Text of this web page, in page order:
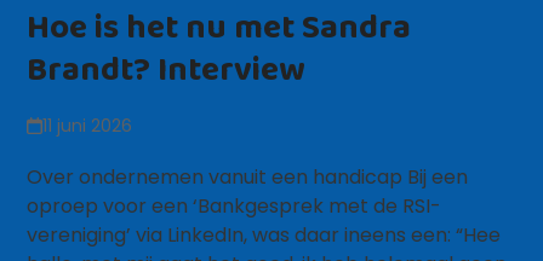
Hoe is het nu met Sandra
Brandt? Interview
11 juni 2026
Over ondernemen vanuit een handicap Bij een
oproep voor een ‘Bankgesprek met de RSI-
vereniging’ via LinkedIn, was daar ineens een: “Hee